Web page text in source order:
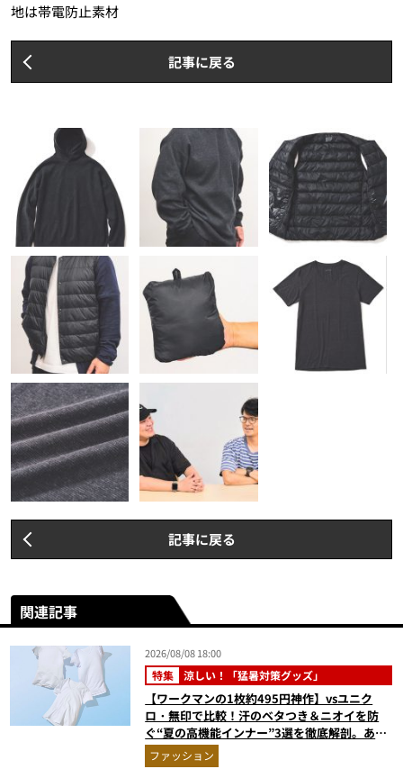
地は帯電防止素材
記事に戻る
記事に戻る
関連記事
2026/08/08 18:00
特集 涼しい！「猛暑対策グッズ」
【ワークマンの1枚約495円神作】vsユニク
ロ・無印で比較！汗のベタつき＆ニオイを防
ぐ“夏の高機能インナー”3選を徹底解剖。あな
たに最適な1着は？
ファッション